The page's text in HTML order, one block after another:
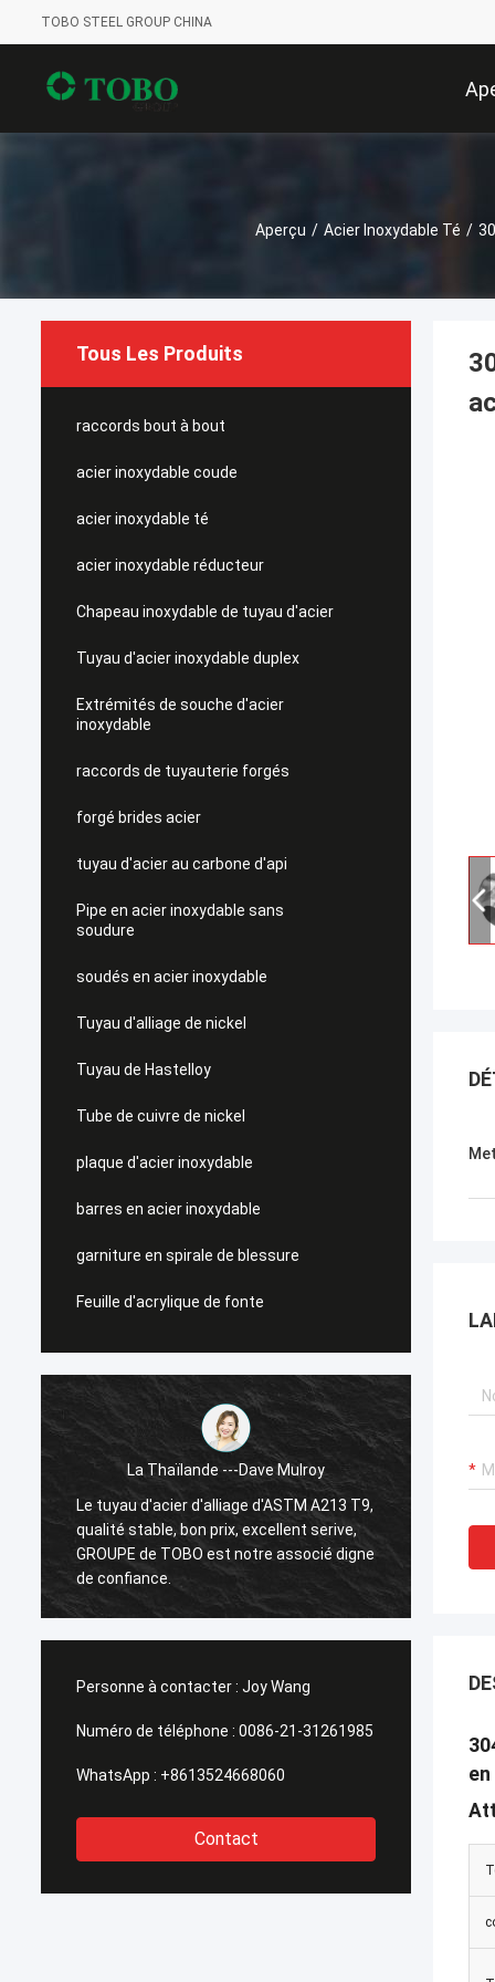
TOBO STEEL GROUP CHINA
Aperçu / Acier Inoxydable Té /
Tous Les Produits
raccords bout à bout
acier inoxydable coude
acier inoxydable té
acier inoxydable réducteur
Chapeau inoxydable de tuyau d'acier
Tuyau d'acier inoxydable duplex
Extrémités de souche d'acier
inoxydable
raccords de tuyauterie forgés
forgé brides acier
tuyau d'acier au carbone d'api
Pipe en acier inoxydable sans
soudure
soudés en acier inoxydable
Tuyau d'alliage de nickel
Tuyau de Hastelloy
Tube de cuivre de nickel
plaque d'acier inoxydable
barres en acier inoxydable
garniture en spirale de blessure
Feuille d'acrylique de fonte
La Thaïlande ---Dave Mulroy
Le tuyau d'acier d'alliage d'ASTM A213 T9,
qualité stable, bon prix, excellent serive,
GROUPE de TOBO est notre associé digne
de confiance.
de
Personne à contacter : Joy Wang
Numéro de téléphone : 0086-21-31261985
WhatsApp : +8613524668060
Contact